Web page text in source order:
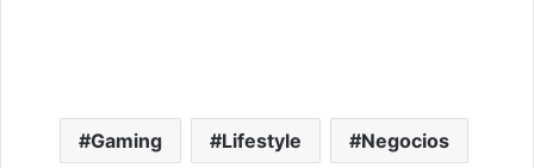
Gaming Lifestyle Negocios